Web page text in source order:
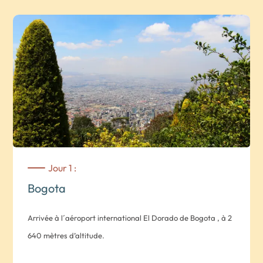
Jour 1 :
Bogota
Arrivée à l´aéroport international El Dorado de Bogota , à 2
640 mètres d’altitude.